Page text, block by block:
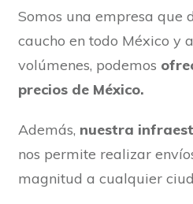
Somos una empresa que
caucho en todo México y
volúmenes, podemos
precios de México.
Además, nuestra
nos permite realizar
magnitud a cualquier